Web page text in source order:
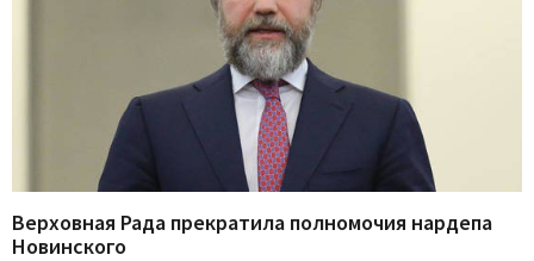
Верховная Рада прекратила полномочия нардепа
Новинского